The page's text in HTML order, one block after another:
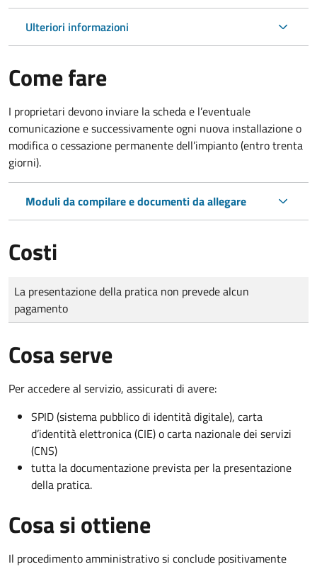
Ulteriori informazioni
Come fare
I proprietari devono inviare la scheda e l’eventuale
comunicazione e successivamente ogni nuova installazione o
modifica o cessazione permanente dell’impianto (entro trenta
giorni).
Moduli da compilare e documenti da allegare
Costi
Tipo di pagamento
Importo
La presentazione della pratica non prevede alcun
pagamento
Cosa serve
Per accedere al servizio, assicurati di avere:
SPID (sistema pubblico di identità digitale), carta
d’identità elettronica (CIE) o carta nazionale dei servizi
(CNS)
tutta la documentazione prevista per la presentazione
della pratica.
Cosa si ottiene
Il procedimento amministrativo si conclude positivamente